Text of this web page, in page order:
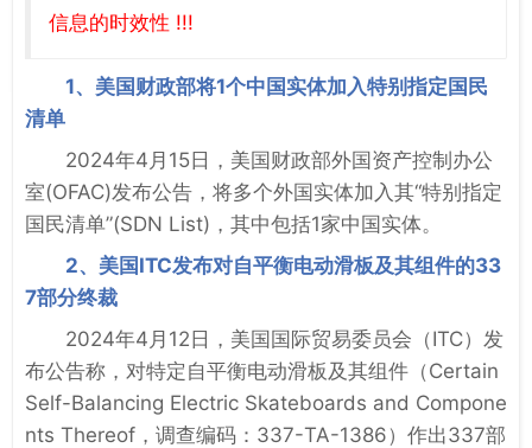
信息的时效性 !!!
1、美国财政部将1个中国实体加入特别指定国民
清单
2024年4月15日，美国财政部外国资产控制办公
室(OFAC)发布公告，将多个外国实体加入其“特别指定
国民清单”(SDN List)，其中包括1家中国实体。
2、美国ITC发布对自平衡电动滑板及其组件的33
7部分终裁
2024年4月12日，美国国际贸易委员会（ITC）发
布公告称，对特定自平衡电动滑板及其组件（Certain
Self-Balancing Electric Skateboards and Compone
nts Thereof，调查编码：337-TA-1386）作出337部